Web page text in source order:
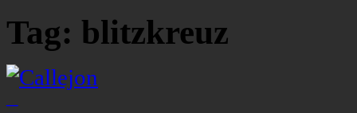
Tag: blitzkreuz